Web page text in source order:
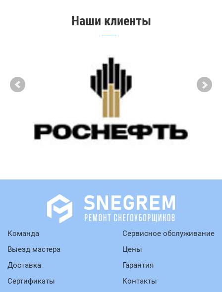
Наши клиенты
Команда
Выезд мастера
Доставка
Сертификаты
Сервисное обслуживание
Цены
Гарантия
Контакты